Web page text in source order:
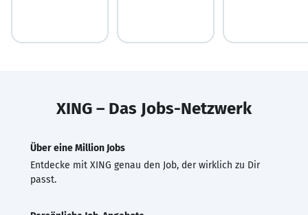
XING – Das Jobs-Netzwerk
Über eine Million Jobs
Entdecke mit XING genau den Job, der wirklich zu Dir
passt.